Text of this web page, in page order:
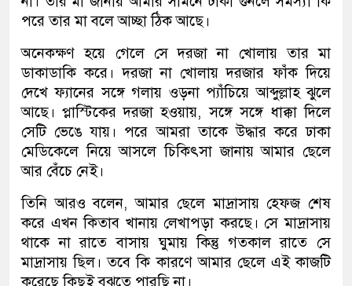
পরে তার মা বলে আচ্ছা ঠিক আছে।
অনেকক্ষণ হয়ে গেলে সে দরজা না খোলায় তার মা
ডাকাডাকি করে। দরজা না খোলায় দরজার ফাঁক দিয়ে
দেখে ফ্যানের সঙ্গে গলায় ওড়না প্যাঁচিয়ে আব্দুল্লাহ ঝুলে
আছে। প্লাস্টিকের দরজা হওয়ায়, সঙ্গে সঙ্গে ধাক্কা দিলে
সেটি ভেঙে যায়। পরে আমরা তাকে উদ্ধার করে ঢাকা
মেডিকেলে নিয়ে আসলে চিকিৎসা জানায় আমার ছেলে
আর বেঁচে নেই।
তিনি আরও বলেন, আমার ছেলে মাদ্রাসায় হেফজ শেষ
করে এখন কিতাব খানায় লেখাপড়া করছে। সে মাদ্রাসায়
থাকে না রাতে বাসায় ঘুমায় কিন্তু গতকাল রাতে সে
মাদ্রাসায় ছিল। তবে কি কারণে আমার ছেলে এই কাজটি
করেছে কিছুই বুঝতে পারছি না।